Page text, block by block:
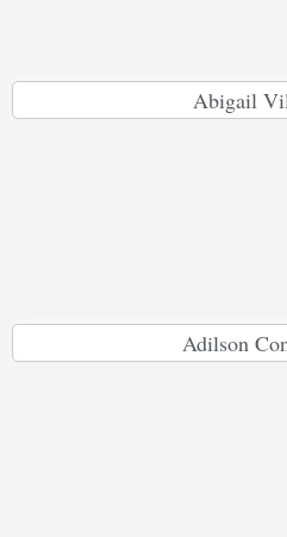
Abigail
Adilson